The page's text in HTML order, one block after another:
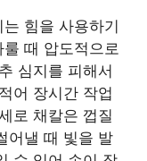
힘을 사용하기
때 압도적으로
심지를 피해서
어 장시간 작업
로 채칼은 껍질
어낼 때 빛을 발